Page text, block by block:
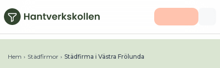
Hoppa till huvudinnehåll
Hem › Städfirmor › Städfirma i Västra Frölunda